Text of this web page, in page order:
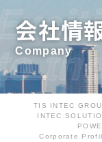
会社情
Company
TIS INTEC
INTEC
Corporate